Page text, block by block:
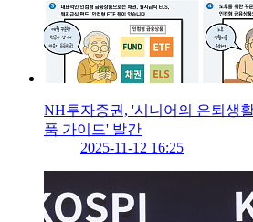
NH투자증권, '시니어의 은퇴생
품 가이드' 발간
2025-11-12 16:25